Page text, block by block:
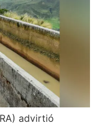
advirtió